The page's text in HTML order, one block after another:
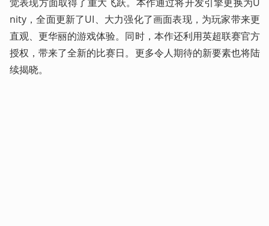
nity，全面更新了UI、大力强化了画面表现，为玩家带来更
直观、更华丽的游戏体验。同时，本作还利用英超联赛官方
授权，带来了全新的比赛日。更多令人期待的新要素也将陆
续揭晓。